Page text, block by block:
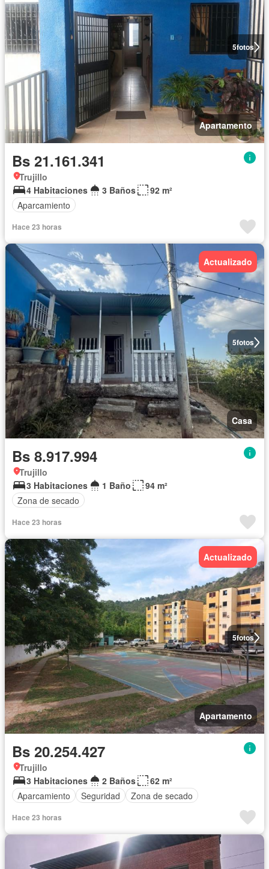
5fotos
Apartamento
Bs 21.161.341
Trujillo
4 Habitaciones
3 Baños
92 m²
Aparcamiento
Hace 23 horas
5fotos
Actualizado
Casa
Bs 8.917.994
Trujillo
3 Habitaciones
1 Baño
94 m²
Zona de secado
Hace 23 horas
5fotos
Actualizado
Apartamento
Bs 20.254.427
Trujillo
3 Habitaciones
2 Baños
62 m²
Aparcamiento
Seguridad Zona de secado
Hace 23 horas